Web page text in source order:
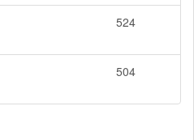
524
504